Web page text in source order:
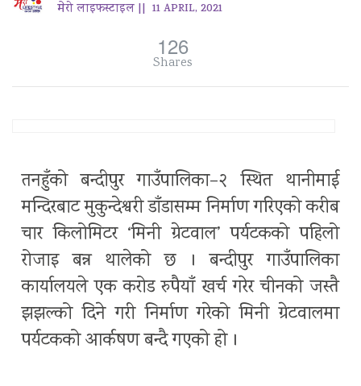
मेरो लाइफस्टाइल || 11 APRIL, 2021
126
Shares
तनहुँको बन्दीपुर गाउँपालिका–२ स्थित थानीमाई
मन्दिरबाट मुकुन्देश्वरी डाँडासम्म निर्माण गरिएको करीब
चार किलोमिटर ‘मिनी ग्रेटवाल’ पर्यटकको पहिलो
रोजाइ बन्न थालेको छ । बन्दीपुर गाउँपालिका
कार्यालयले एक करोड रुपैयाँ खर्च गरेर चीनको जस्तै
झझल्को दिने गरी निर्माण गरेको मिनी ग्रेटवालमा
पर्यटकको आर्कषण बन्दै गएको हो ।